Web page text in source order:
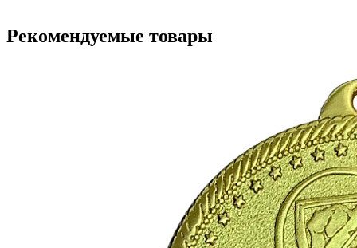
Рекомендуемые товары